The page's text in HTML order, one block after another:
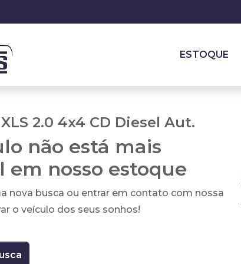
ESTOQUE
2.0 4x4 CD Diesel Aut.
não está mais
em nosso estoque
nova busca ou entrar em contato com nossa
o veículo dos seus sonhos!